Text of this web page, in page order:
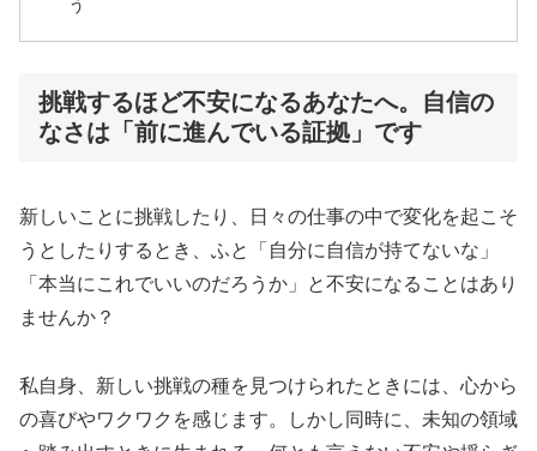
う
挑戦するほど不安になるあなたへ。自信の
なさは「前に進んでいる証拠」です
新しいことに挑戦したり、日々の仕事の中で変化を起こそ
うとしたりするとき、ふと「自分に自信が持てないな」
「本当にこれでいいのだろうか」と不安になることはあり
ませんか？
私自身、新しい挑戦の種を見つけられたときには、心から
の喜びやワクワクを感じます。しかし同時に、未知の領域